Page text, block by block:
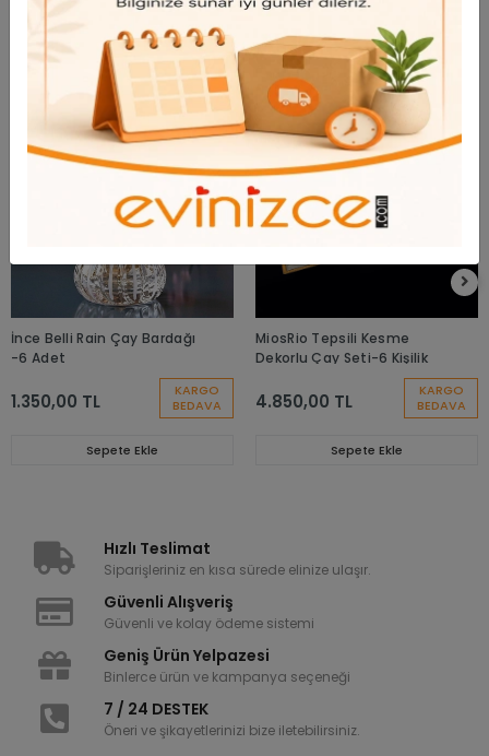
Benzer Ürünler
Bu ürünü inceleyen kullanıcılar bunlara da baktı
KARGO
BEDAVA
İnce Belli Rain Çay Bardağı
-6 Adet
1.350,00 TL
Sepete Ekle
KARGO
BEDAVA
MiosRio Tepsili Kesme
Dekorlu Çay Seti-6 Kişilik
4.850,00 TL
Sepete Ekle
Hızlı Teslimat
Siparişleriniz en kısa sürede elinize ulaşır.
Güvenli Alışveriş
Güvenli ve kolay ödeme sistemi
Geniş Ürün Yelpazesi
Binlerce ürün ve kampanya seçeneği
7 / 24 DESTEK
Öneri ve şikayetlerinizi bize iletebilirsiniz.